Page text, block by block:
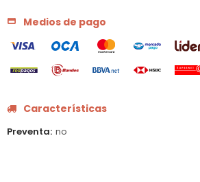
Medios de pago
Características
Preventa no